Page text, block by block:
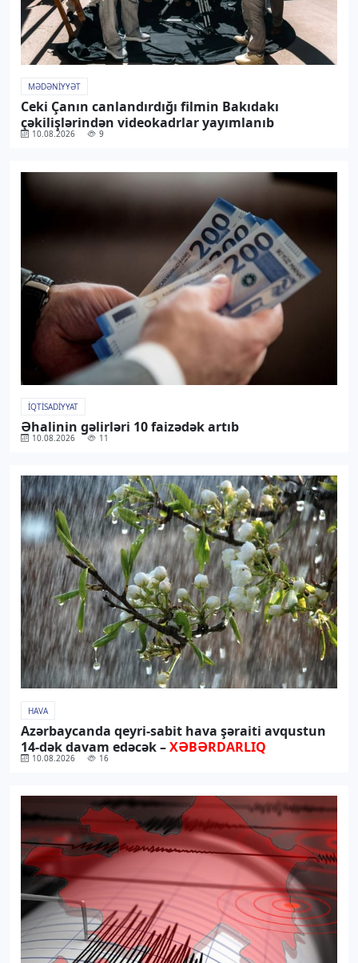
MƏDƏNIYYƏT
Ceki Çanın canlandırdığı filmin Bakıdakı
çəkilişlərindən videokadrlar yayımlanıb
10.08.2026 9
İQTISADIYYAT
Əhalinin gəlirləri 10 faizədək artıb
10.08.2026 11
HAVA
Azərbaycanda qeyri-sabit hava şəraiti avqustun
14-dək davam edəcək –XƏBƏRDARLIQ
10.08.2026 16